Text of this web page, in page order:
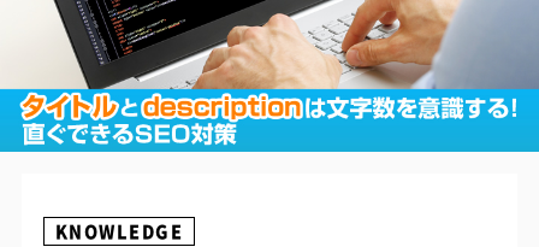
KNOWLEDGE